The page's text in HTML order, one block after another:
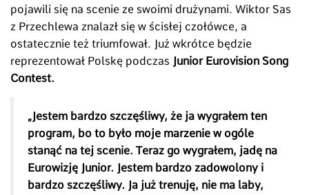
pojawili się na scenie ze swoimi drużynami. Wiktor Sas
z Przechlewa znalazł się w ścisłej czołówce, a
ostatecznie też triumfował. Już wkrótce będzie
reprezentował Polskę podczas Junior Eurovision Song
Contest.
„Jestem bardzo szczęśliwy, że ja wygrałem ten
program, bo to było moje marzenie w ogóle
stanąć na tej scenie. Teraz go wygrałem, jadę na
Eurowizję Junior. Jestem bardzo zadowolony i
bardzo szczęśliwy. Ja już trenuję, nie ma laby,